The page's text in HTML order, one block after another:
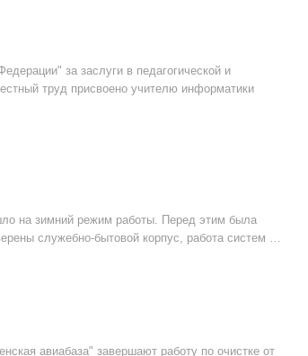
за заслуги в педагогической и
труд присвоено учителю информатики
на зимний режим работы. Перед этим была
служебно-бытовой корпус, работа систем …
авиабаза" завершают работу по очистке от